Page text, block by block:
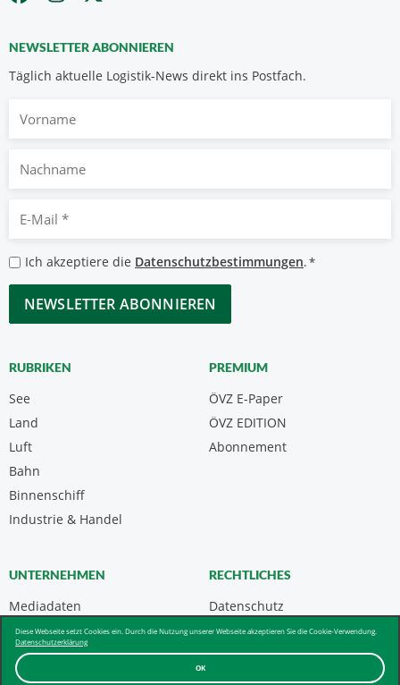
OK
Diese Webseite setzt Cookies ein. Durch die Nutzung unserer Webseite akzeptieren Sie die Cookie-Verwendung.
Datenschutzerklärung
NEWSLETTER ABONNIEREN
Täglich aktuelle Logistik-News direkt ins Postfach.
Nachname
Mail
*
Datenschutzbestimmungen
*
Ich akzeptiere die Datenschutzbestimmungen.*
CAPTCHA
RUBRIKEN
See
Land
Luft
Bahn
Binnenschiff
Industrie & Handel
PREMIUM
ÖVZ E-Paper
Abonnement
ÖVZ EDITION
UNTERNEHMEN
Mediadaten
Kontakt
Über uns & AGB
RECHTLICHES
Datenschutz
Impressum